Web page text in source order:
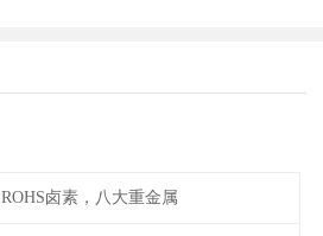
ROHS卤素，八大重金属